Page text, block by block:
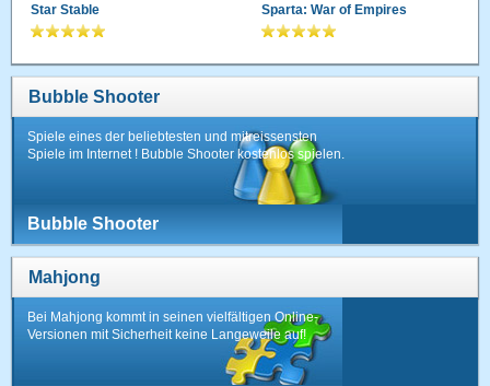
Star Stable Sparta: War of Empires
Bubble Shooter
Spiele eines der beliebtesten und mitreissensten
Spiele im Internet ! Bubble Shooter kostenlos spielen.
Bubble Shooter
Mahjong
Bei Mahjong kommt in seinen vielfältigen Online-
Versionen mit Sicherheit keine Langeweile auf!